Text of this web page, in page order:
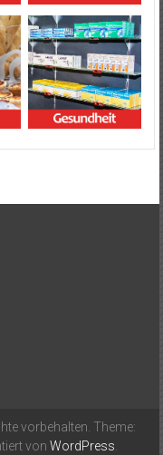
vorbehalten. Theme:
von WordPress.